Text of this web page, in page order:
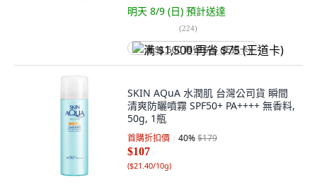
明天 8/9 (日) 預計送達
(224)
满 $1,500 再省 $75 (王道卡)
SKIN AQuA 水潤肌 台灣公司貨 瞬間
清爽防曬噴霧 SPF50+ PA++++ 無香料,
50g, 1瓶
首購折扣價 40%$179
$107
($21.40/10g)